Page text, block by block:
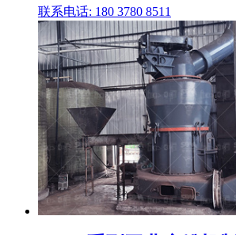
联系电话: 180 3780 8511